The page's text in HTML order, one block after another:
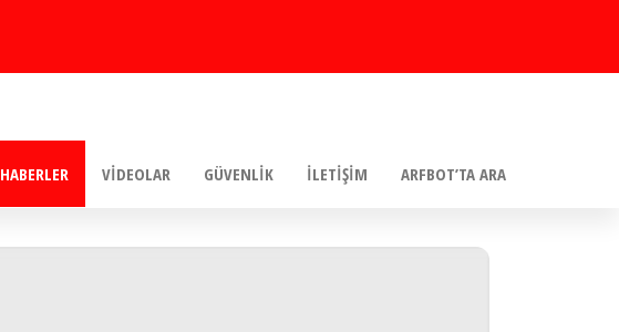
HABERLER VIDEOLAR GÜVENLIK İLETIŞIM ARFBOT’TA ARA